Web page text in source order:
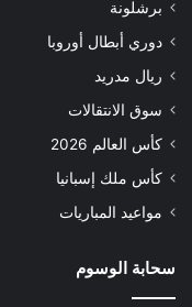
برشلونة
دوري أبطال أوروبا
ريال مدريد
سوق الانتقالات
كأس العالم 2026
كأس ملك إسبانيا
مواعيد المباريات
سحابة الوسوم